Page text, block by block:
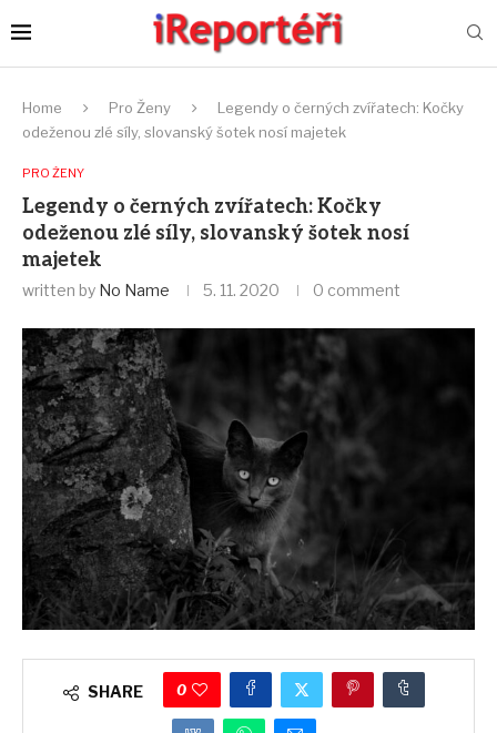
Home Pro Ženy
Legendy o černých zvířatech: Kočky
odeženou zlé síly, slovanský šotek nosí majetek
PRO ŽENY
Legendy o černých zvířatech: Kočky
odeženou zlé síly, slovanský šotek nosí
majetek
written by No Name 5. 11. 2020 0 comment
SHARE 0